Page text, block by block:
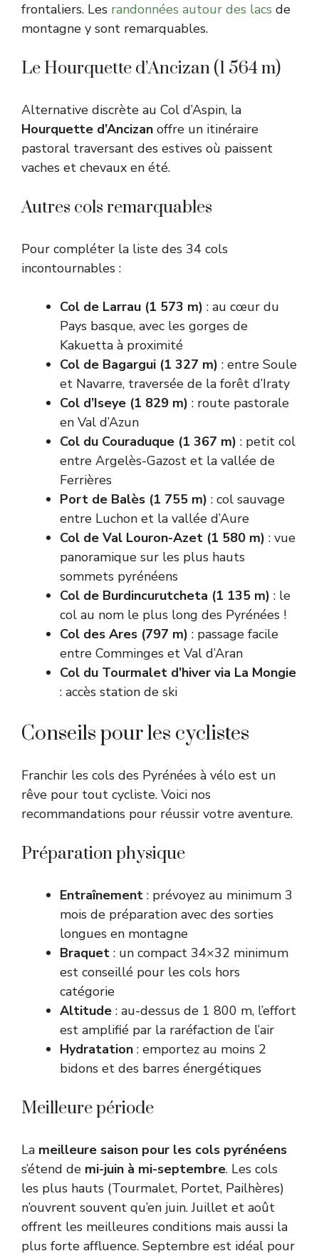
frontaliers. Les randonnées autour des lacs de
montagne y sont remarquables.
Le Hourquette d’Ancizan (1 564 m)
Alternative discrète au Col d’Aspin, la
Hourquette d’Ancizan offre un itinéraire
pastoral traversant des estives où paissent
vaches et chevaux en été.
Autres cols remarquables
Pour compléter la liste des 34 cols
incontournables :
Col de Larrau (1 573 m) : au cœur du
Pays basque, avec les gorges de
Kakuetta à proximité
Col de Bagargui (1 327 m) : entre Soule
et Navarre, traversée de la forêt d’Iraty
Col d’Iseye (1 829 m) : route pastorale
en Val d’Azun
Col du Couraduque (1 367 m) : petit col
entre Argelès-Gazost et la vallée de
Ferrières
Port de Balès (1 755 m) : col sauvage
entre Luchon et la vallée d’Aure
Col de Val Louron-Azet (1 580 m) : vue
panoramique sur les plus hauts
sommets pyrénéens
Col de Burdincurutcheta (1 135 m) : le
col au nom le plus long des Pyrénées !
Col des Ares (797 m) : passage facile
entre Comminges et Val d’Aran
Col du Tourmalet d’hiver via La Mongie
: accès station de ski
Conseils pour les cyclistes
Franchir les cols des Pyrénées à vélo est un
rêve pour tout cycliste. Voici nos
recommandations pour réussir votre aventure.
Préparation physique
Entraînement : prévoyez au minimum 3
mois de préparation avec des sorties
longues en montagne
Braquet : un compact 34×32 minimum
est conseillé pour les cols hors
catégorie
Altitude : au-dessus de 1 800 m, l’effort
est amplifié par la raréfaction de l’air
Hydratation : emportez au moins 2
bidons et des barres énergétiques
Meilleure période
La meilleure saison pour les cols pyrénéens
s’étend de mi-juin à mi-septembre. Les cols
les plus hauts (Tourmalet, Portet, Pailhères)
n’ouvrent souvent qu’en juin. Juillet et août
offrent les meilleures conditions mais aussi la
plus forte affluence. Septembre est idéal pour